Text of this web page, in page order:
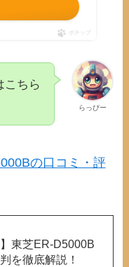
ポチップ
らっぴー
こちら
の口コミ・評
】東芝ER-D5000B
を徹底解説！